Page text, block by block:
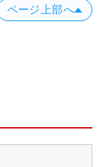
ページ上部へ